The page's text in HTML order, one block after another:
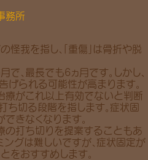
務所
怪我を指し、「重傷」は骨折や脱
で、 最長でも6ヵ月です。しかし、
告げられる可能性が高まります。
療がこれ以上有効でないと判断
ち切る段階を指します。症状固
きなくなります。
の打ち切りを提案することもあ
ングは難しいですが、症状固定が
をおすすめします。